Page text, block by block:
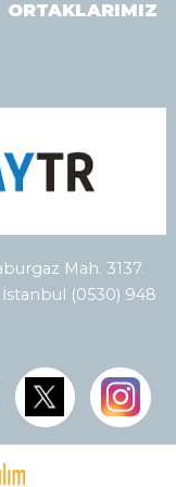
ORTAKLARIMIZ
Mah. 3137.
(0530) 948